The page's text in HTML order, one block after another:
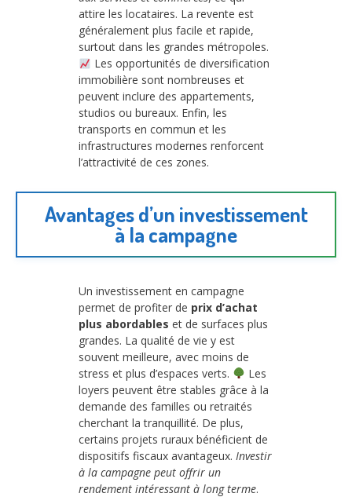
attire les locataires. La revente est
généralement plus facile et rapide,
surtout dans les grandes métropoles.
Les opportunités de diversification
immobilière sont nombreuses et
peuvent inclure des appartements,
studios ou bureaux. Enfin, les
transports en commun et les
infrastructures modernes renforcent
l’attractivité de ces zones.
Avantages d’un investissement
à la campagne
Un investissement en campagne
permet de profiter de prix d’achat
plus abordables et de surfaces plus
grandes. La qualité de vie y est
souvent meilleure, avec moins de
stress et plus d’espaces verts.
Les
loyers peuvent être stables grâce à la
demande des familles ou retraités
cherchant la tranquillité. De plus,
certains projets ruraux bénéficient de
dispositifs fiscaux avantageux. Investir
à la campagne peut offrir un
rendement intéressant à long terme.